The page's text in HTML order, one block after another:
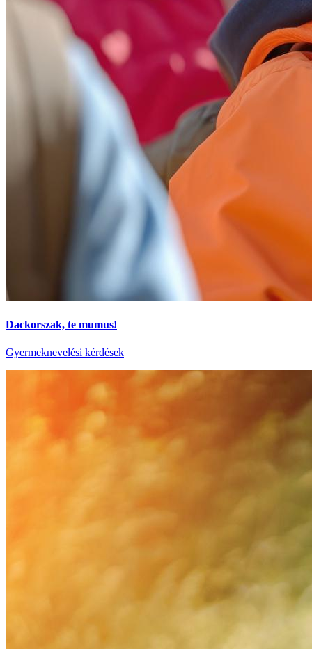
Dackorszak, te mumus!
Gyermeknevelési kérdések